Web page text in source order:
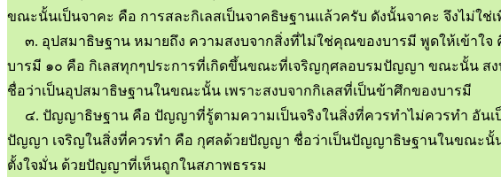
ขณะนั้นเป็นจาคะ คือ การสละกิเลสเป็นจาคธิษฐานแล้วครับ ดังนั้นจาคะ จึงไม่ใช่
๓. อุปสมาธิษฐาน หมายถึง ความสงบจากสิ่งที่ไม่ใช่คุณของบารมี พูดให้เข้าใจ
บารมี ๑๐ คือ กิเลสทุกๆประการที่เกิดขึ้นขณะที่เจริญกุศลอบรมปัญญา ขณะนั้น สง
ชื่อว่าเป็นอุปสมาธิษฐานในขณะนั้น เพราะสงบจากกิเลสที่เป็นข้าศึกของบารมี
๔. ปัญญาธิษฐาน คือ ปัญญาที่รู้ตามความเป็นจริงในสิ่งที่ควรทำไม่ควรทำ อันเ
ปัญญา เจริญในสิ่งที่ควรทำ คือ กุศลด้วยปัญญา ชื่อว่าเป็นปัญญาธิษฐานในขณะ
ตั้งใจมั่น ด้วยปัญญาที่เห็นถูกในสภาพธรรม